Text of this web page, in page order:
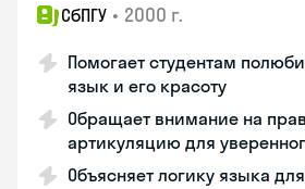
СбПГУ • 2000 г.
Помогает студентам
язык и его красоту
Обращает внимание на
артикуляцию для
Объясняет логику языка